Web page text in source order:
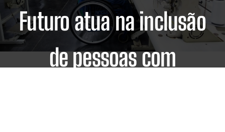
Futuro atua na inclusão
de pessoas com